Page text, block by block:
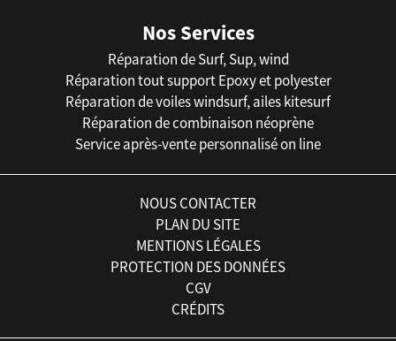
Nos Services
Réparation de Surf, Sup, wind
Réparation tout support Epoxy et polyester
Réparation de voiles windsurf, ailes kitesurf
Réparation de combinaison néoprène
Service après-vente personnalisé on line
NOUS CONTACTER
PLAN DU SITE
MENTIONS LÉGALES
PROTECTION DES DONNÉES
CGV
CRÉDITS